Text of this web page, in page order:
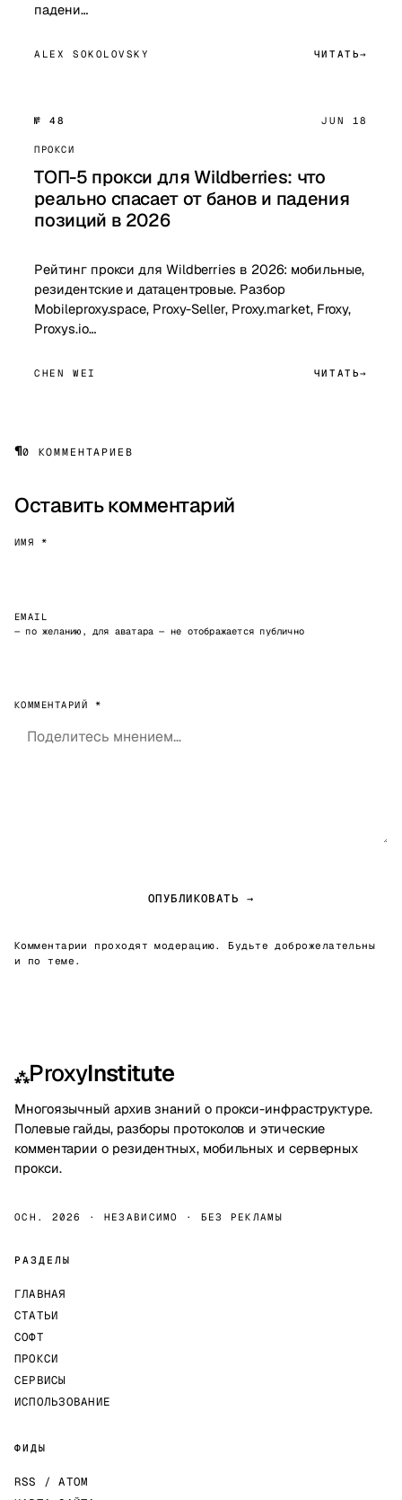
падени…
ALEX SOKOLOVSKY ЧИТАТЬ
№ 48 JUN 18
ПРОКСИ
ТОП-5 прокси для Wildberries: что
реально спасает от банов и падения
позиций в 2026
Рейтинг прокси для Wildberries в 2026: мобильные,
резидентские и датацентровые. Разбор
Mobileproxy.space, Proxy-Seller, Proxy.market, Froxy,
Proxys.io…
CHEN WEI ЧИТАТЬ
¶0 КОММЕНТАРИЕВ
Оставить комментарий
ИМЯ *
EMAIL
— по желанию, для аватара — не отображается публично
КОММЕНТАРИЙ *
ОПУБЛИКОВАТЬ →
Комментарии проходят модерацию. Будьте доброжелательны
и по теме.
⁂ProxyInstitute
Многоязычный архив знаний о прокси-инфраструктуре.
Полевые гайды, разборы протоколов и этические
комментарии о резидентных, мобильных и серверных
прокси.
ОСН. 2026 · НЕЗАВИСИМО · БЕЗ РЕКЛАМЫ
РАЗДЕЛЫ
ГЛАВНАЯ
СТАТЬИ
СОФТ
ПРОКСИ
СЕРВИСЫ
ИСПОЛЬЗОВАНИЕ
ФИДЫ
RSS / ATOM